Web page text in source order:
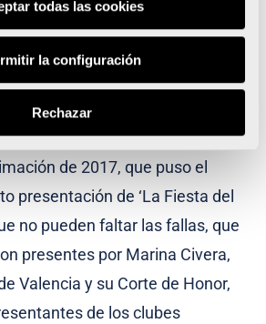
todas las cookies
la configuración
Rechazar
finalizó con la intervención
magníficos, cuatro corredores
en las 38 ediciones del
Trinidad Alfonso EDP y con la
Falla Duque de Gaeta, ganadora
de 2017, que puso el
presentación de ‘La Fiesta del
no pueden faltar las fallas, que
presentes por Marina Civera,
Valencia y su Corte de Honor,
de los clubes